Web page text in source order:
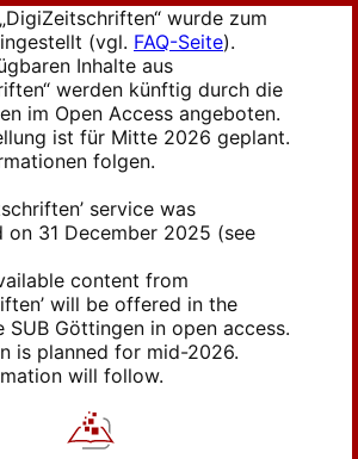
wurde zum
(vgl. FAQ-Seite).
Inhalte aus
werden künftig durch die
im Open Access angeboten.
ist für Mitte 2026 geplant.
folgen.
service was
on 31 December 2025 (see
content from
will be offered in the
Göttingen in open access.
is planned for mid-2026.
will follow.